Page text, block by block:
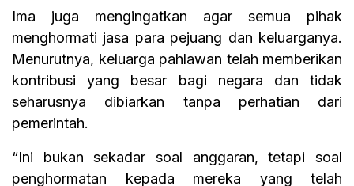
Ima juga mengingatkan agar semua pihak
menghormati jasa para pejuang dan keluarganya.
Menurutnya, keluarga pahlawan telah memberikan
kontribusi yang besar bagi negara dan tidak
seharusnya dibiarkan tanpa perhatian dari
pemerintah.
“Ini bukan sekadar soal anggaran, tetapi soal
penghormatan kepada mereka yang telah